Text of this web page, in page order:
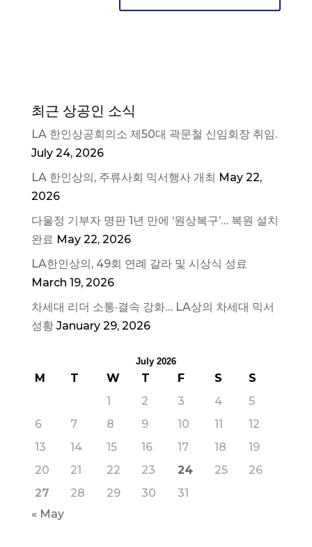
최근 상공인 소식
LA 한인상공회의소 제50대 곽문철 신임회장 취임.
July 24, 2026
LA 한인상의, 주류사회 믹서행사 개최 May 22,
2026
다울정 기부자 명판 1년 만에 ‘원상복구’… 복원 설치
완료 May 22, 2026
LA한인상의, 49회 연례 갈라 및 시상식 성료
March 19, 2026
차세대 리더 소통·결속 강화… LA상의 차세대 믹서
성황 January 29, 2026
July 2026
M T W T F S
S
1
2 3 4
5
6
7 8 9 10 11
12
13
14 15 16 17 18
19
20
21 22 23 24 25
26
27
28 29 30
31
« May